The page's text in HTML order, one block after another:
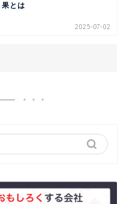
果とは
2025-07-02